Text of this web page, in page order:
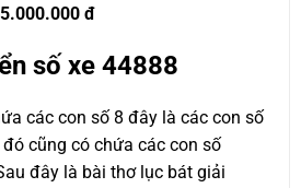
đ
số xe 44888
các con số 8 đây là các con số
cũng có chứa các con số
đây là bài thơ lục bát giải